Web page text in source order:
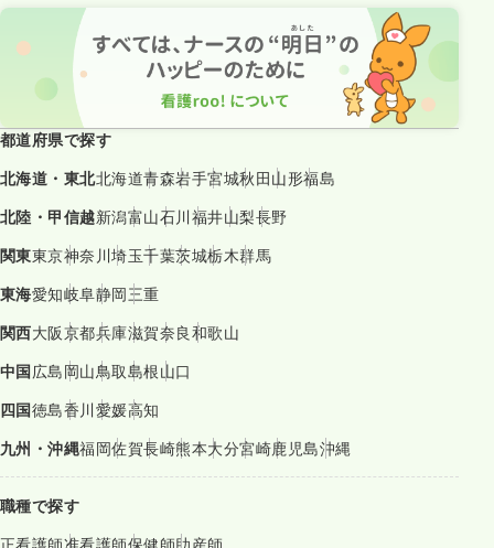
都道府県で探す
北海道・東北北海道青森岩手宮城秋田山形福島
北陸・甲信越新潟富山石川福井山梨長野
関東東京神奈川埼玉千葉茨城栃木群馬
東海愛知岐阜静岡三重
関西大阪京都兵庫滋賀奈良和歌山
中国広島岡山鳥取島根山口
四国徳島香川愛媛高知
九州・沖縄福岡佐賀長崎熊本大分宮崎鹿児島沖縄
職種で探す